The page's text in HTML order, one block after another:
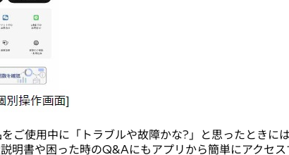
ご使用中に「トラブルや故障かな?」と思ったときに
明書や困った時のQ&Aにもアプリから簡単にアクセス